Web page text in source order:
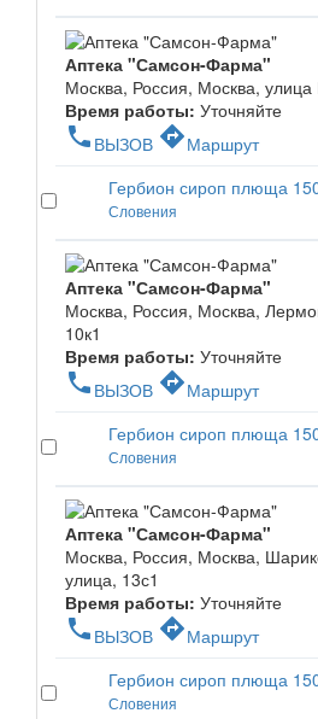
Аптека "Самсон-Фарма"
Москва, Россия, Москва, улица
Время работы: Уточняйте
phone ВЫЗОВ directionsМаршрут
Гербион сироп плюща
Словения
Аптека "Самсон-Фарма"
Москва, Россия, Москва,
10к1
Время работы: Уточняйте
phone ВЫЗОВ directionsМаршрут
Гербион сироп плюща
Словения
Аптека "Самсон-Фарма"
Москва, Россия, Москва,
улица, 13с1
Время работы: Уточняйте
phone ВЫЗОВ directionsМаршрут
Гербион сироп плюща
Словения